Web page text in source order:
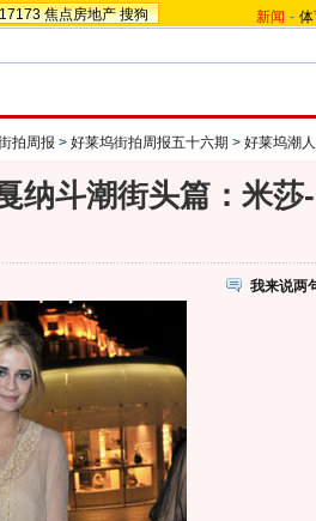
焦点房地产 搜狗 新闻 -
拍周报 > 好莱坞街拍周报五十六期 > 好莱坞潮
纳斗潮街头篇：米莎
我来说两